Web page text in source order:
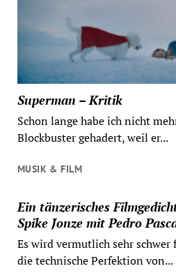
Superman – Kritik
Schon lange habe ich nicht
Blockbuster gehadert, weil er...
MUSIK & FILM
Ein tänzerisches
Spike Jonze mit Pedro
Es wird vermutlich sehr schwer
die technische Perfektion von...